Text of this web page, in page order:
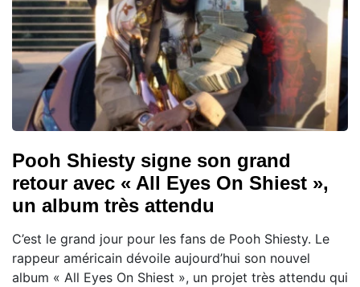
Pooh Shiesty signe son grand
retour avec « All Eyes On Shiest »,
un album très attendu
C’est le grand jour pour les fans de Pooh Shiesty. Le
rappeur américain dévoile aujourd’hui son nouvel
album « All Eyes On Shiest », un projet très attendu qui